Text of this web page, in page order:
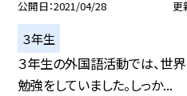
公開日 2021/04/28 更
３年生
３年生の外国語活動では、世
勉強をしていました。しっか...